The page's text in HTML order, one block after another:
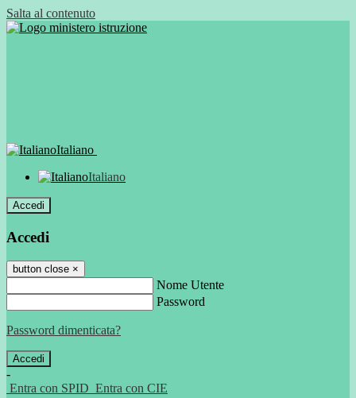
Salta al contenuto
Italiano
Italiano
Accedi
Accedi
button close ×
Nome Utente
Password
Password dimenticata?
-
Entra con SPID Entra con CIE